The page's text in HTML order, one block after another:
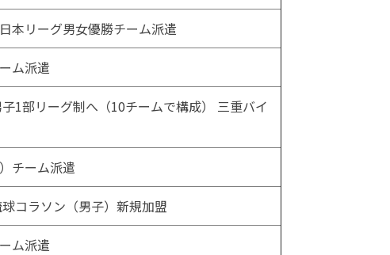
本リーグ男女優勝チーム派遣
ム派遣
1部リーグ制へ（10チームで構成） 三重バイ
チーム派遣
コラソン（男子）新規加盟
ム派遣